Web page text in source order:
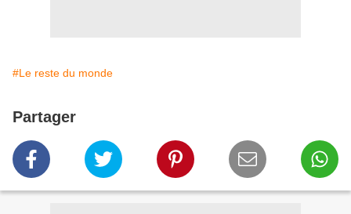
#Le reste du monde
Partager